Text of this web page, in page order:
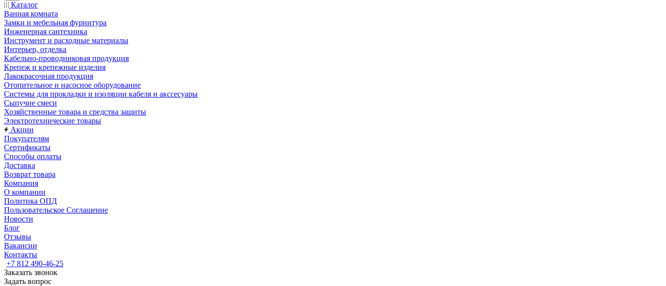
Каталог
Ванная комната
Замки и мебельная фурнитура
Инженерная сантехника
Инструмент и расходные материалы
Интерьер, отделка
Кабельно-проводниковая продукция
Крепеж и крепежные изделия
Лакокрасочная продукция
Отопительное и насосное оборудование
Системы для прокладки и изоляции кабеля и акссесуары
Сыпучие смеси
Хозяйственные товара и средства защиты
Электротехнические товары
Акции
Покупателям
Сертификаты
Способы оплаты
Доставка
Возврат товара
Компания
О компании
Политика ОПД
Пользовательское Соглашение
Новости
Блог
Отзывы
Вакансии
Контакты
+7 812 490-46-25
Заказать звонок
Задать вопрос